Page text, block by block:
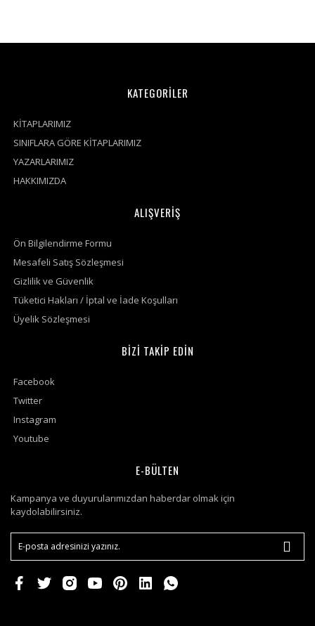
KATEGORİLER
KİTAPLARIMIZ
SINIFLARA GÖRE KİTAPLARIMIZ
YAZARLARIMIZ
HAKKIMIZDA
ALIŞVERİŞ
Ön Bilgilendirme Formu
Mesafeli Satış Sözleşmesi
Gizlilik ve Güvenlik
Tüketici Hakları / İptal ve İade Koşulları
Üyelik Sözleşmesi
BİZİ TAKİP EDİN
Facebook
Twitter
Instagram
Youtube
E-BÜLTEN
Kampanya ve duyurularımızdan haberdar olmak için
kaydolabilirsiniz.